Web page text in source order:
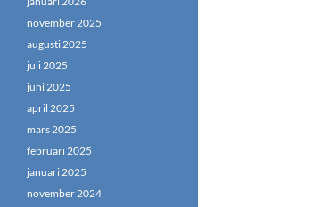
november 2025
augusti 2025
juli 2025
juni 2025
april 2025
mars 2025
februari 2025
januari 2025
november 2024